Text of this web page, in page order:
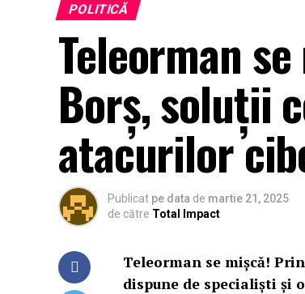
POLITICĂ
Teleorman
Borș, soluții
atacurilor
Publicat pe data de martie 21, 2025
de către Total Impact
Teleorman se mișcă!
dispune de specialiști și